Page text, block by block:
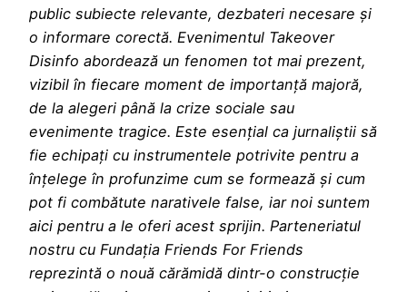
public subiecte relevante, dezbateri necesare și
o informare corectă. Evenimentul Takeover
Disinfo abordează un fenomen tot mai prezent,
vizibil în fiecare moment de importanță majoră,
de la alegeri până la crize sociale sau
evenimente tragice. Este esențial ca jurnaliștii să
fie echipați cu instrumentele potrivite pentru a
înțelege în profunzime cum se formează și cum
pot fi combătute narativele false, iar noi suntem
aici pentru a le oferi acest sprijin. Parteneriatul
nostru cu Fundația Friends For Friends
reprezintă o nouă cărămidă dintr-o construcție